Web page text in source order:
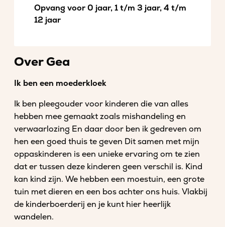
Opvang voor 0 jaar, 1 t/m 3 jaar, 4 t/m
12 jaar
Over Gea
Ik ben een moederkloek
Ik ben pleegouder voor kinderen die van alles
hebben mee gemaakt zoals mishandeling en
verwaarlozing En daar door ben ik gedreven om
hen een goed thuis te geven Dit samen met mijn
oppaskinderen is een unieke ervaring om te zien
dat er tussen deze kinderen geen verschil is. Kind
kan kind zijn. We hebben een moestuin, een grote
tuin met dieren en een bos achter ons huis. Vlakbij
de kinderboerderij en je kunt hier heerlijk
wandelen.